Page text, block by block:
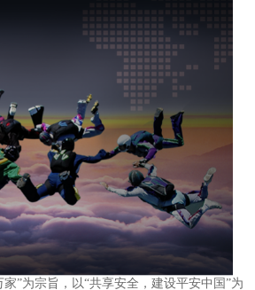
”为宗旨，以“共享安全，建设平安中国”为